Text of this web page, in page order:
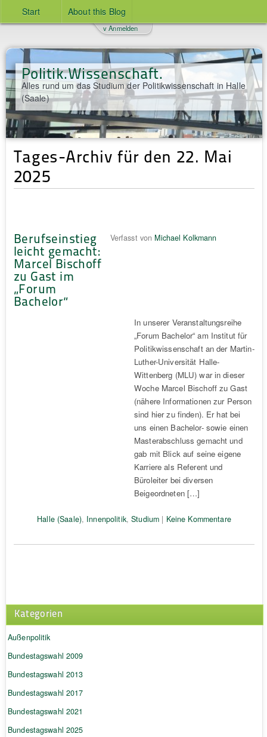
Start About this Blog
Politik.Wissenschaft.
Alles rund um das Studium der Politikwissenschaft in Halle
(Saale)
v Anmelden
Tages-Archiv für den 22. Mai
2025
Berufseinstieg
leicht gemacht:
Marcel Bischoff
zu Gast im
„Forum
Bachelor“
Verfasst von Michael Kolkmann
In unserer Veranstaltungsreihe
„Forum Bachelor“ am Institut für
Politikwissenschaft an der Martin-
Luther-Universität Halle-
Wittenberg (MLU) war in dieser
Woche Marcel Bischoff zu Gast
(nähere Informationen zur Person
sind hier zu finden). Er hat bei
uns einen Bachelor- sowie einen
Masterabschluss gemacht und
gab mit Blick auf seine eigene
Karriere als Referent und
Büroleiter bei diversen
Beigeordneten […]
Halle (Saale), Innenpolitik,Studium | Keine Kommentare
Kategorien
Außenpolitik
Bundestagswahl 2009
Bundestagswahl 2013
Bundestagswahl 2017
Bundestagswahl 2021
Bundestagswahl 2025